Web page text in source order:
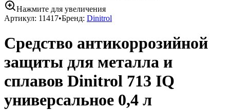
Нажмите для увеличения
Артикул: 11417•Бренд: Dinitrol
Средство антикоррозийной
защиты для металла и
сплавов Dinitrol 713 IQ
универсальное 0,4 л